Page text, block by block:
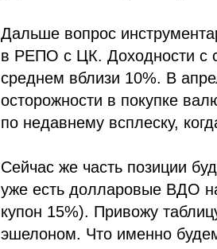
Дальше вопрос
в РЕПО с ЦК. Доходности с
среднем вблизи 10%. В
осторожности в покупке
по недавнему всплеску,
Сейчас же часть позиции
уже есть долларовые ВДО
купон 15%). Привожу
эшелоном. Что именно